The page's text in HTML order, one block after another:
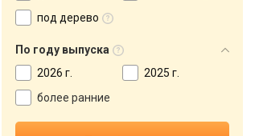
под дерево
По году выпуска
2026 г.
2025 г.
более ранние